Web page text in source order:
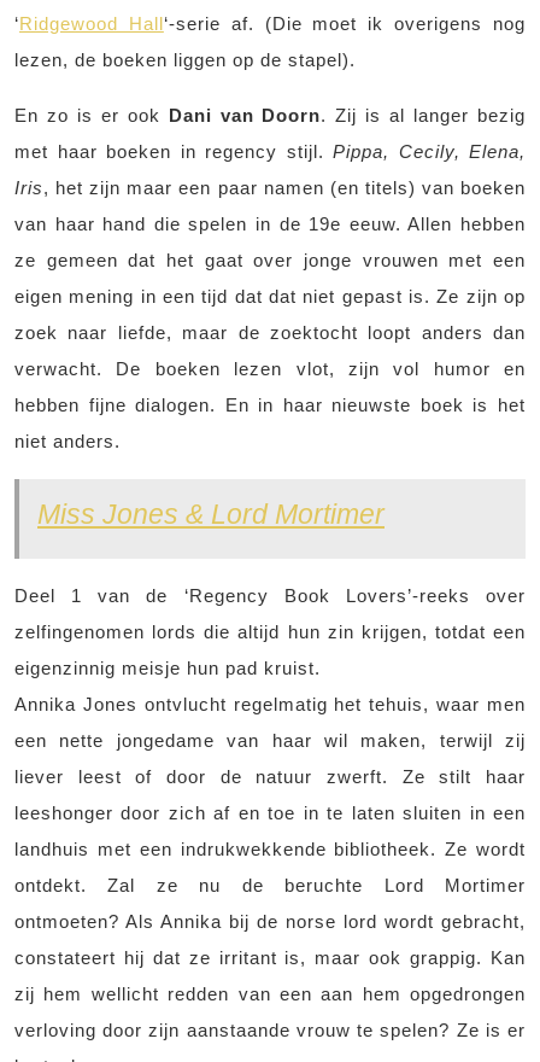
‘Ridgewood Hall‘-serie af. (Die moet ik overigens nog
lezen, de boeken liggen op de stapel).
En zo is er ook Dani van Doorn. Zij is al langer bezig
met haar boeken in regency stijl. Pippa, Cecily, Elena,
Iris, het zijn maar een paar namen (en titels) van boeken
van haar hand die spelen in de 19e eeuw. Allen hebben
ze gemeen dat het gaat over jonge vrouwen met een
eigen mening in een tijd dat dat niet gepast is. Ze zijn op
zoek naar liefde, maar de zoektocht loopt anders dan
verwacht. De boeken lezen vlot, zijn vol humor en
hebben fijne dialogen. En in haar nieuwste boek is het
niet anders.
Miss Jones & Lord Mortimer
Deel 1 van de ‘Regency Book Lovers’-reeks over
zelfingenomen lords die altijd hun zin krijgen, totdat een
eigenzinnig meisje hun pad kruist.
Annika Jones ontvlucht regelmatig het tehuis, waar men
een nette jongedame van haar wil maken, terwijl zij
liever leest of door de natuur zwerft. Ze stilt haar
leeshonger door zich af en toe in te laten sluiten in een
landhuis met een indrukwekkende bibliotheek. Ze wordt
ontdekt. Zal ze nu de beruchte Lord Mortimer
ontmoeten? Als Annika bij de norse lord wordt gebracht,
constateert hij dat ze irritant is, maar ook grappig. Kan
zij hem wellicht redden van een aan hem opgedrongen
verloving door zijn aanstaande vrouw te spelen? Ze is er